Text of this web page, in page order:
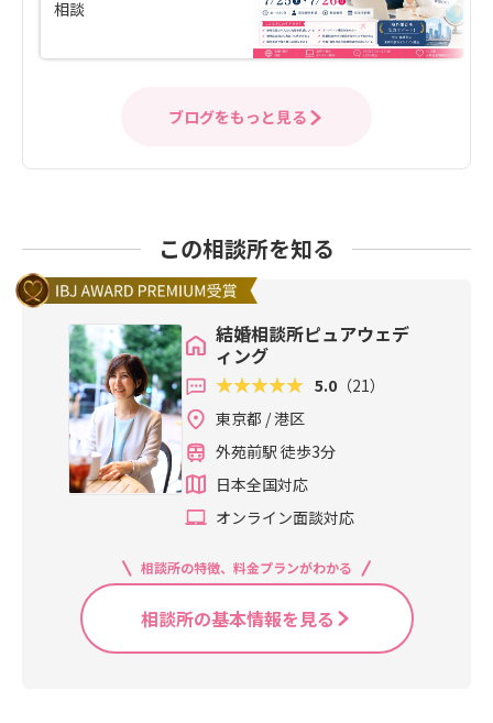
相談
ブログをもっと見る
この相談所を知る
結婚相談所ピュアウェデ
ィング
5.0 （21）
東京都 / 港区
外苑前駅 徒歩3分
日本全国対応
オンライン面談対応
相談所の特徴、料金プランがわかる
相談所の基本情報を見る